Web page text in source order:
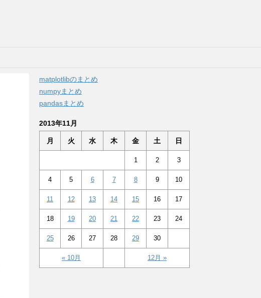
matplotlibのまとめ
numpyまとめ
pandasまとめ
2013年11月
月 火 水 木 金 土 日
« 10月 12月 »
1 2 3
4 5 6 7 8 9 10
11 12 13 14 15 16 17
18 19 20 21 22 23 24
25 26 27 28 29 30